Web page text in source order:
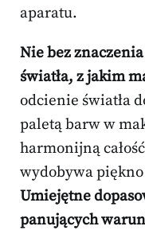
aparatu.
Nie bez
światła, z jakim
odcienie światła
paletą barw w
harmonijną
wydobywa
Umiejętne
panujących